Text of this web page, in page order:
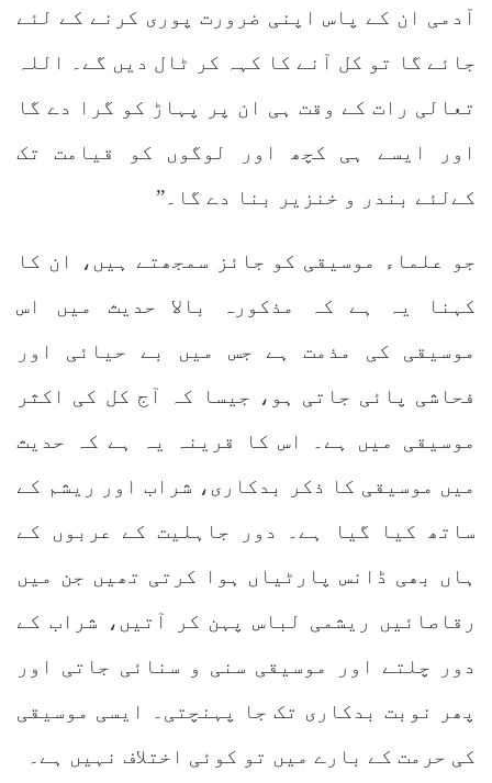
آدمی ان کے پاس اپنی ضرورت پوری کرنے کے لئے
جائے گا تو کل آنے کا کہہ کر ٹال دیں گے۔ اللہ
تعالی رات کے وقت ہی ان پر پہاڑ کو گرا دے گا
اور ایسے ہی کچھ اور لوگوں کو قیامت تک
کےلئے بندر و خنزیر بنا دے گا۔”
جو علماء موسیقی کو جائز سمجھتے ہیں، ان کا
کہنا یہ ہے کہ مذکورہ بالا حدیث میں اس
موسیقی کی مذمت ہے جس میں بے حیائی اور
فحاشی پائی جاتی ہو، جیسا کہ آج کل کی اکثر
موسیقی میں ہے۔ اس کا قرینہ یہ ہے کہ حدیث
میں موسیقی کا ذکر بدکاری، شراب اور ریشم کے
ساتھ کیا گیا ہے۔ دور جاہلیت کے عربوں کے
ہاں بھی ڈانس پارٹیاں ہوا کرتی تھیں جن میں
رقاصائیں ریشمی لباس پہن کر آتیں، شراب کے
دور چلتے اور موسیقی سنی و سنائی جاتی اور
پھر نوبت بدکاری تک جا پہنچتی۔ ایسی موسیقی
کی حرمت کے بارے میں تو کوئی اختلاف نہیں ہے۔